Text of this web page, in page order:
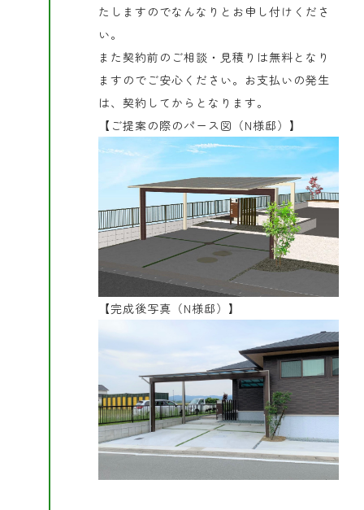
たしますのでなんなりとお申し付けくださ
い。
また契約前のご相談・見積りは無料となり
ますのでご安心ください。お支払いの発生
は、契約してからとなります。
【ご提案の際のパース図（N様邸）】
【完成後写真（N様邸）】